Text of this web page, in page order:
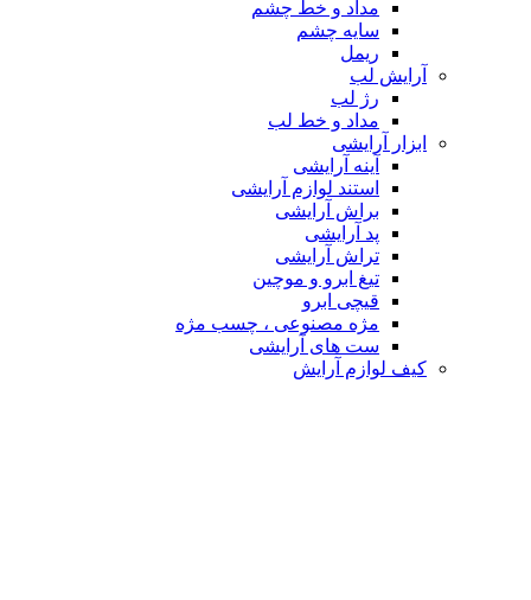
مداد و خط چشم
سایه چشم
ریمل
آرایش لب
رژ لب
مداد و خط لب
ابزار آرایشی
آینه آرایشی
استند لوازم آرایشی
براش آرایشی
پد آرایشی
تراش آرایشی
تیغ ابرو و موچین
قیچی ابرو
مژه مصنوعی ، چسب مژه
ست های آرایشی
کیف لوازم آرایش